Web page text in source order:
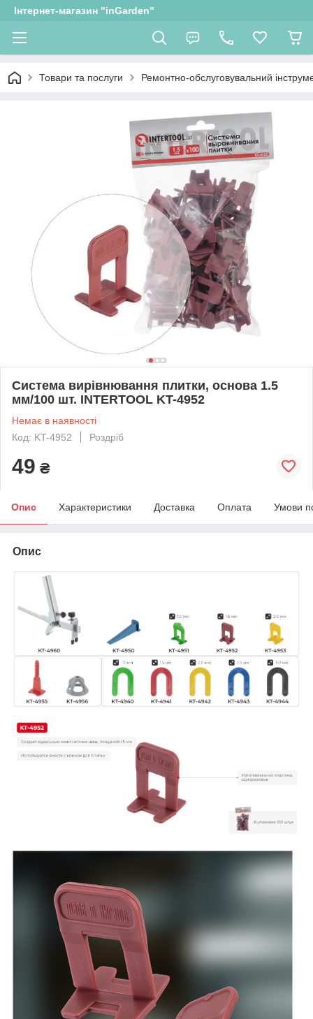
Інтернет-магазин "inGarden"
Товари та послуги Ремонтно-обслуговувальний
Система вирівнювання плитки, основа 1.5
мм/100 шт. INTERTOOL KT-4952
Немає в наявності
Код: KT-4952
Роздріб
49 ₴
Опис Характеристики Доставка Оплата Умови
Опис